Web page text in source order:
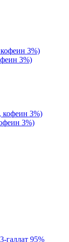
3%)
3%)